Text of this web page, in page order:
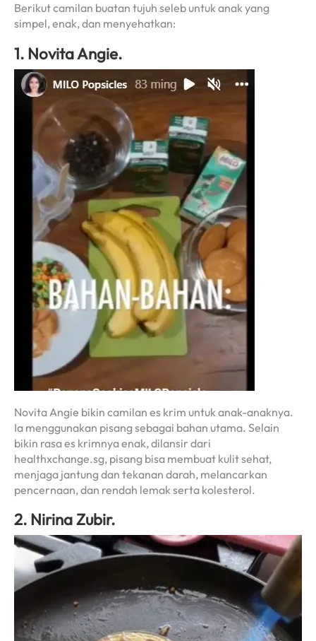
Berikut camilan buatan tujuh seleb untuk anak yang
simpel, enak, dan menyehatkan:
1. Novita Angie.
Novita Angie bikin camilan es krim untuk anak-anaknya.
Ia menggunakan pisang sebagai bahan utama. Selain
bikin rasa es krimnya enak, dilansir dari
healthxchange.sg, pisang bisa membuat kulit sehat,
menjaga jantung dan tekanan darah, melancarkan
pencernaan, dan rendah lemak serta kolesterol.
2. Nirina Zubir.